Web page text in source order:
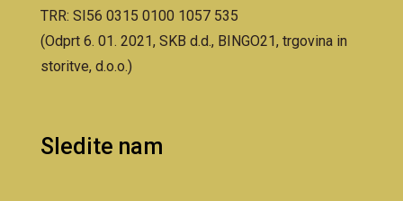
TRR: SI56 0315 0100 1057 535
(Odprt 6. 01. 2021, SKB d.d., BINGO21, trgovina in
storitve, d.o.o.)
Sledite nam